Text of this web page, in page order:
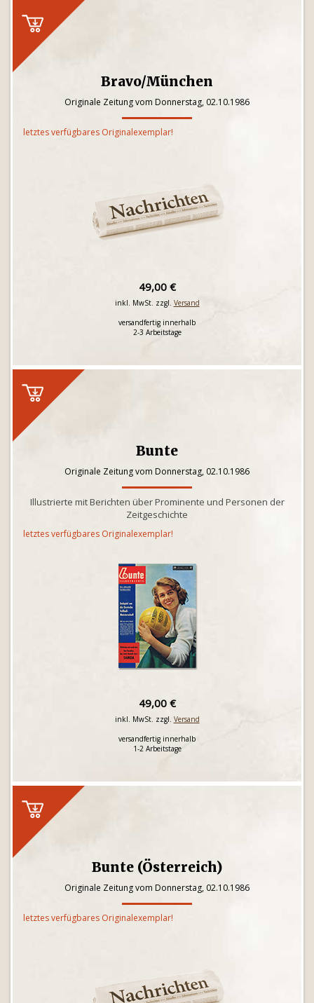
Bravo/München
Originale Zeitung vom Donnerstag, 02.10.1986
letztes verfügbares Originalexemplar!
49,00 €
inkl. MwSt. zzgl. Versand
versandfertig innerhalb
2-3 Arbeitstage
Bunte
Originale Zeitung vom Donnerstag, 02.10.1986
Illustrierte mit Berichten über Prominente und Personen der
Zeitgeschichte
letztes verfügbares Originalexemplar!
49,00 €
inkl. MwSt. zzgl. Versand
versandfertig innerhalb
1-2 Arbeitstage
Bunte (Österreich)
Originale Zeitung vom Donnerstag, 02.10.1986
letztes verfügbares Originalexemplar!